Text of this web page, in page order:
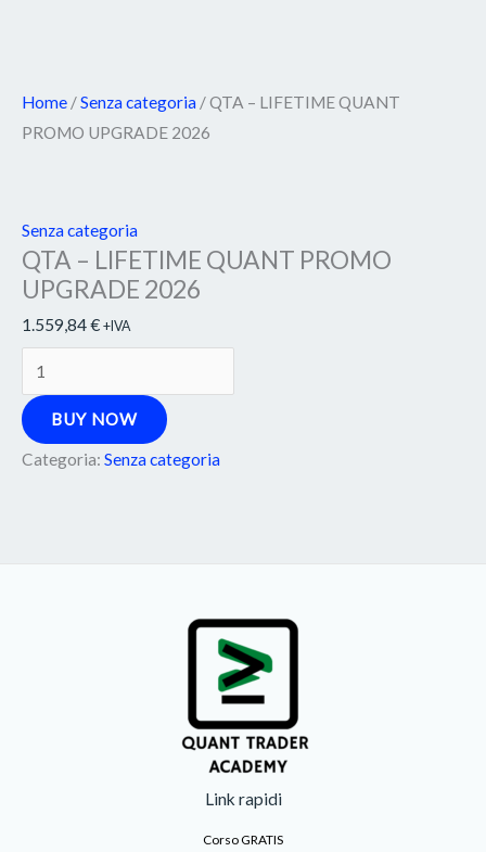
Home /Senza categoria / QTA – LIFETIME QUANT
PROMO UPGRADE 2026
Senza categoria
QTA – LIFETIME QUANT PROMO
UPGRADE 2026
1.559,84€ +IVA
BUY NOW
Categoria: Senza categoria
Link rapidi
Corso GRATIS